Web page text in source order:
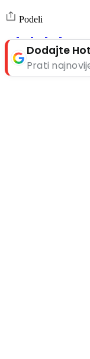
Podeli
Dodajte
Prati